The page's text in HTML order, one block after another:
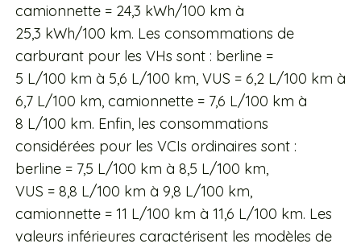
camionnette = 24,3 kWh/100 km à
25,3 kWh/100 km. Les consommations de
carburant pour les VHs sont : berline =
5 L/100 km à 5,6 L/100 km, VUS = 6,2 L/100 km à
6,7 L/100 km, camionnette = 7,6 L/100 km à
8 L/100 km. Enfin, les consommations
considérées pour les VCIs ordinaires sont :
berline = 7,5 L/100 km à 8,5 L/100 km,
VUS = 8,8 L/100 km à 9,8 L/100 km,
camionnette = 11 L/100 km à 11,6 L/100 km. Les
valeurs inférieures caractérisent les modèles de